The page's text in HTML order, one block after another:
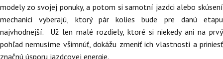
modely zo svojej ponuky, a potom si samotní jazdci alebo skúsení
mechanici vyberajú, ktorý pár kolies bude pre danú etapu
najvhodnejší. Už len malé rozdiely, ktoré si niekedy ani na prvý
pohľad nemusíme všimnúť, dokážu zmeniť ich vlastnosti a priniesť
značnú úsporu jazdcovej energie.